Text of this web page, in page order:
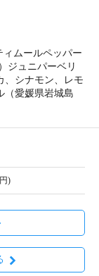
ムールペッパー
ジュニパーベリ
、シナモン、レモ
（愛媛県岩城島
)